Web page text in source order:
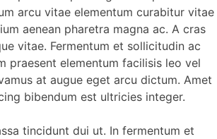
arcu vitae elementum curabitur vitae
aenean pharetra magna ac. A cras
vitae. Fermentum et sollicitudin ac
praesent elementum facilisis leo vel
at augue eget arcu dictum. Amet
bibendum est ultricies integer.
tincidunt dui ut. In fermentum et